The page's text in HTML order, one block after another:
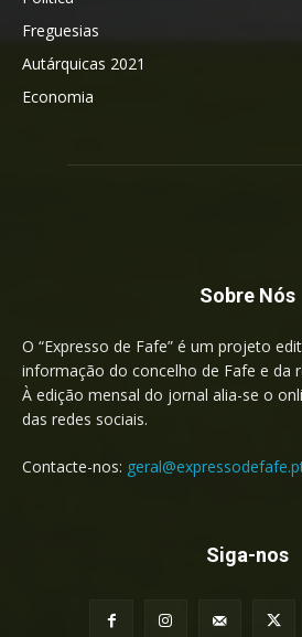
Freguesias
Autárquicas 2021
Economia
Sobre Nós
O “Expresso de Fafe” é um projeto
informação do concelho de Fafe e da
À edição mensal do jornal alia-se o
das redes sociais.
Contacte-nos:
Siga-nos